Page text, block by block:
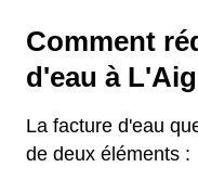
Comment
d'eau à
La facture d'eau
de deux éléments :